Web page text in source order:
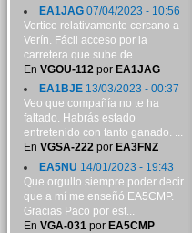
EA1JAG07/04/2023 - 10:56
Vertice relativamente cercano a
Verín. Fácil acceso por la
carretera que sube de...
En VGOU-112por EA1JAG
EA1BJE13/03/2023 - 00:37
Veo que compañía no te ha
faltado. Habrás estado
entretenido con tanto ganado. ...
En VGSA-222por EA3FNZ
EA5NU 14/01/2023 - 19:43
Que orgullo siempre poder decir
que a mí me enseñó EA5CMP.
Gracias Paco por est...
En VGA-031 por EA5CMP